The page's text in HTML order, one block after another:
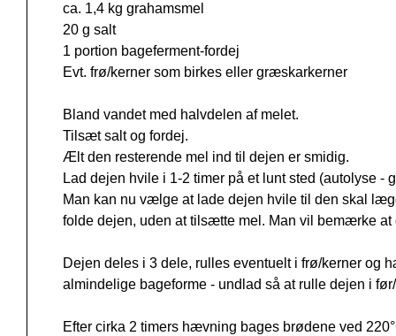
ca. 1,4 kg grahamsmel
20 g salt
1 portion bageferment-fordej
Evt. frø/kerner som birkes eller græskarkerner
Bland vandet med halvdelen af melet.
Tilsæt salt og fordej.
Ælt den resterende mel ind til dejen er smidig.
Lad dejen hvile i 1-2 timer på et lunt sted (autolyse -
Man kan nu vælge at lade dejen hvile til den skal
folde dejen, uden at tilsætte mel. Man vil bemærke
Dejen deles i 3 dele, rulles eventuelt i frø/kerner
almindelige bageforme - undlad så at rulle dejen i
Efter cirka 2 timers hævning bages brødene ved